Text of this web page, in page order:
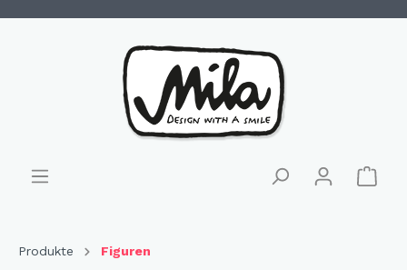
Produkte Figuren